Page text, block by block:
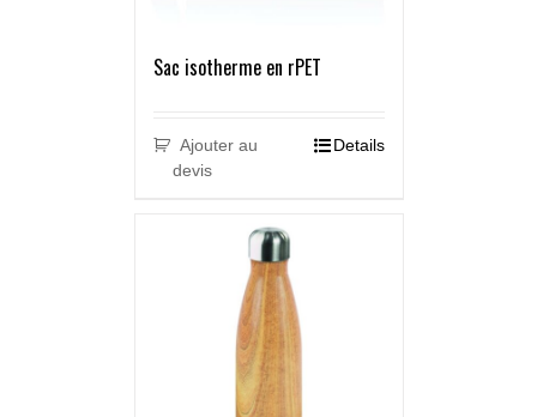
Sac isotherme en rPET
Ajouter au
devis
Details